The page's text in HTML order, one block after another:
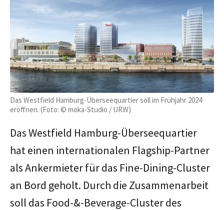
Das Westfield Hamburg-Überseequartier soll im Frühjahr 2024
eröffnen. (Foto: © moka-Studio / URW)
Das Westfield Hamburg-Überseequartier
hat einen internationalen Flagship-Partner
als Ankermieter für das Fine-Dining-Cluster
an Bord geholt. Durch die Zusammenarbeit
soll das Food-&-Beverage-Cluster des